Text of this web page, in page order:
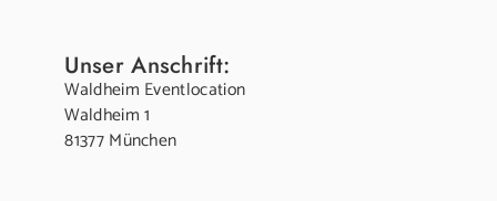
Unser Anschrift:
Waldheim Eventlocation
Waldheim 1
81377 München